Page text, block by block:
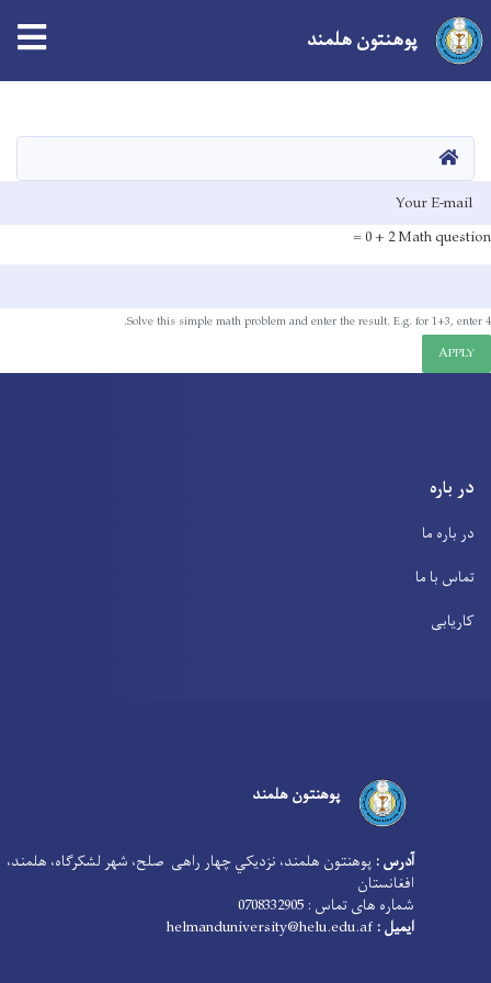
content
Toolbar
items پوهنتون هلمند
صفحه اصلی
E-mail
Math question
2 + 0 =
Solve this simple math problem and enter the result. E.g. for 1+3, enter 4.
APPLY
در باره
در باره ما
تماس با ما
کاریابی
پوهنتون هلمند
آدرس : پوهنتون هلمند، نزدیکي چهار راهی صلح، شهر لشکرگاه، هلمند،
افغانستان
شماره های تماس : 0708332905
ایمیل :